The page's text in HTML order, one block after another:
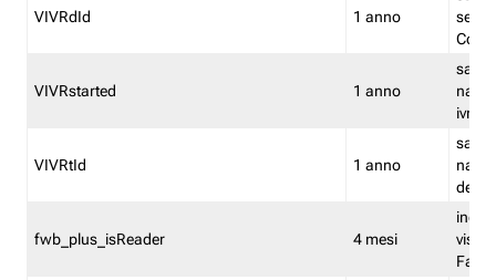
VIVRdId 1 anno
Convy
VIVRstarted 1 anno
salva
ivr
VIVRtId 1 anno
salva
del
fwb_plus_isReader 4 mesi